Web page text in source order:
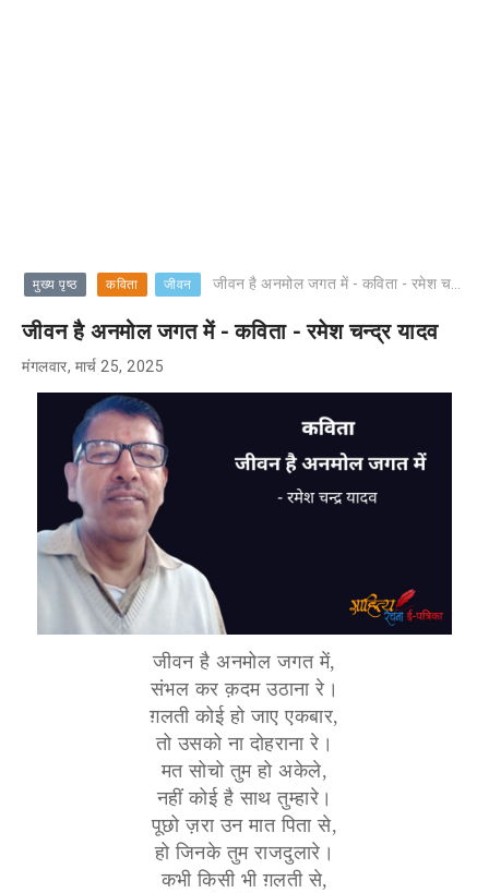
मुख्य पृष्ठ कविता जीवन जीवन है अनमोल जगत में - कविता - रमेश चन्द्र यादव
जीवन है अनमोल जगत में - कविता - रमेश चन्द्र यादव
मंगलवार, मार्च 25, 2025
जीवन है अनमोल जगत में,
संभल कर क़दम उठाना रे।
ग़लती कोई हो जाए एकबार,
तो उसको ना दोहराना रे।
मत सोचो तुम हो अकेले,
नहीं कोई है साथ तुम्हारे।
पूछो ज़रा उन मात पिता से,
हो जिनके तुम राजदुलारे।
कभी किसी भी ग़लती से,